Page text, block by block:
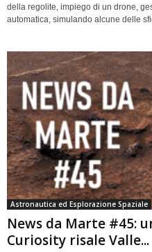
della regolite, impiego di un drone,
automatica, simulando alcune delle
Astronautica ed Esplorazione Spaziale
News da Marte #45:
Curiosity risale Valle...